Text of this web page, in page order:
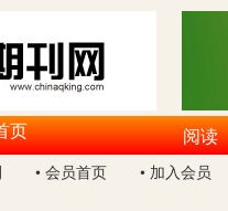
页 阅读
• 会员首页 • 加入会员